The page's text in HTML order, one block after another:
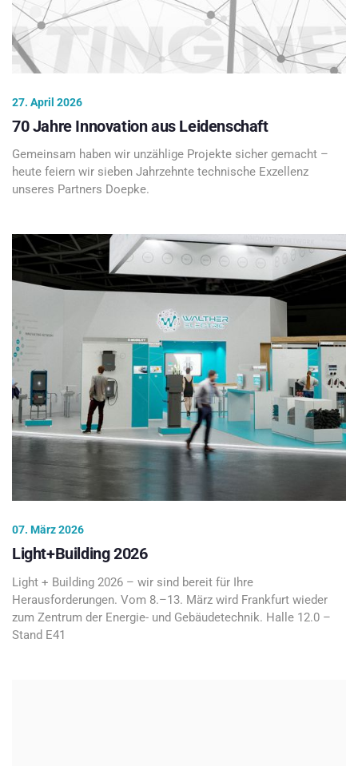
27. April 2026
70 Jahre Innovation aus Leidenschaft
Gemeinsam haben wir unzählige Projekte sicher gemacht –
heute feiern wir sieben Jahrzehnte technische Exzellenz
unseres Partners Doepke.
07. März 2026
Light+Building 2026
Light + Building 2026 – wir sind bereit für Ihre
Herausforderungen. Vom 8.–13. März wird Frankfurt wieder
zum Zentrum der Energie- und Gebäudetechnik. Halle 12.0 –
Stand E41